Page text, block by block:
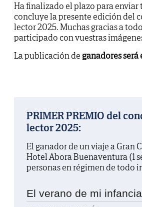
Ha finalizado el plazo para enviar
concluye la presente edición del
lector 2025. Muchas gracias a
participado con vuestras
La publicación de ganadores
PRIMER PREMIO del
lector 2025:
El ganador de un viaje a Gran
Hotel Abora Buenaventura (1
personas en régimen de todo
El verano de mi infancia